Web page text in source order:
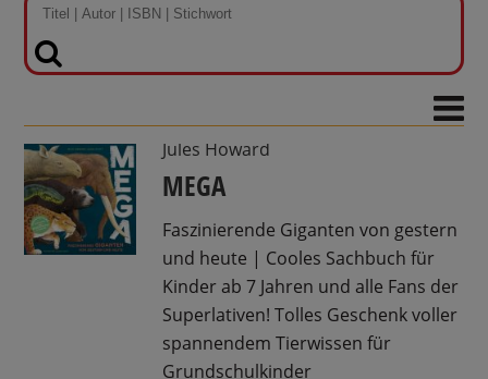
Jules Howard
MEGA
Faszinierende Giganten von gestern
und heute | Cooles Sachbuch für
Kinder ab 7 Jahren und alle Fans der
Superlativen! Tolles Geschenk voller
spannendem Tierwissen für
Grundschulkinder